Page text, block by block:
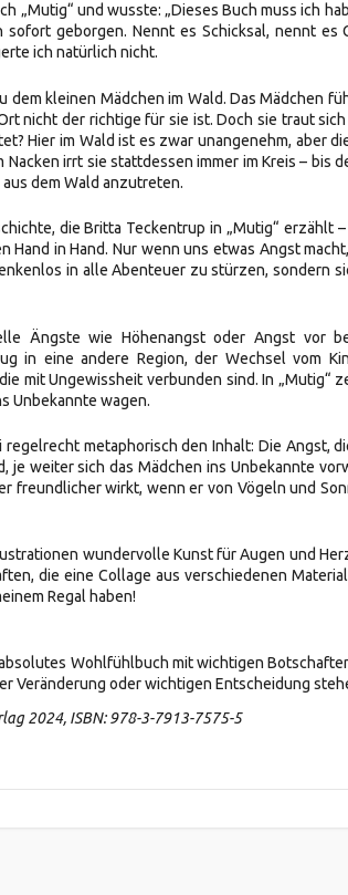
„Mutig“ und wusste: „Dieses Buch muss ich
geborgen. Nennt es Schicksal, nennt es
ich natürlich nicht.
dem kleinen Mädchen im Wald. Das Mädchen
nicht der richtige für sie ist. Doch sie traut
Hier im Wald ist es zwar unangenehm, aber
Nacken irrt sie stattdessen immer im Kreis – bis
dem Wald anzutreten.
die Britta Teckentrup in „Mutig“ erzählt
Hand in Hand. Nur wenn uns etwas Angst
in alle Abenteuer zu stürzen, sondern
Ängste wie Höhenangst oder Angst vor
in eine andere Region, der Wechsel vom
mit Ungewissheit verbunden sind. In „Mutig“
Unbekannte wagen.
metaphorisch den Inhalt: Die Angst,
je weiter sich das Mädchen ins Unbekannte
freundlicher wirkt, wenn er von Vögeln und
wundervolle Kunst für Augen und
die eine Collage aus verschiedenen
Regal haben!
Wohlfühlbuch mit wichtigen
Veränderung oder wichtigen Entscheidung
2024, ISBN: 978-3-7913-7575-5